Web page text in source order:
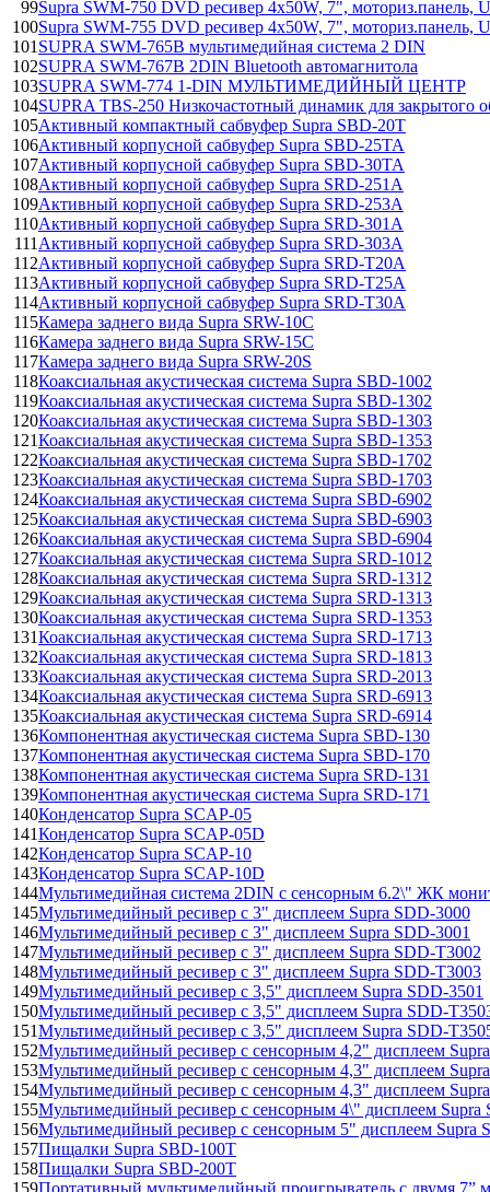
99Supra SWM-750 DVD ресивер 4х50W, 7",
100Supra SWM-755 DVD ресивер 4х50W, 7",
101 SUPRA SWM-765B мультимедийная система 2 DIN
102SUPRA SWM-767B 2DIN Bluetooth автомагнитола
103SUPRA SWM-774 1-DIN МУЛЬТИМЕДИЙНЫЙ ЦЕНТР
104SUPRA TBS-250 Низкочастотный динамик для закрытого
105Активный компактный сабвуфер Supra SBD-20T
106Активный корпусной сабвуфер Supra SBD-25TA
107Активный корпусной сабвуфер Supra SBD-30TA
108Активный корпусной сабвуфер Supra SRD-251A
109Активный корпусной сабвуфер Supra SRD-253A
110Активный корпусной сабвуфер Supra SRD-301A
111 Активный корпусной сабвуфер Supra SRD-303A
112Активный корпусной сабвуфер Supra SRD-T20A
113Активный корпусной сабвуфер Supra SRD-T25A
114Активный корпусной сабвуфер Supra SRD-T30A
115Камера заднего вида Supra SRW-10C
116Камера заднего вида Supra SRW-15C
117Камера заднего вида Supra SRW-20S
118Коаксиальная акустическая система Supra SBD-1002
119Коаксиальная акустическая система Supra SBD-1302
120Коаксиальная акустическая система Supra SBD-1303
121Коаксиальная акустическая система Supra SBD-1353
122Коаксиальная акустическая система Supra SBD-1702
123Коаксиальная акустическая система Supra SBD-1703
124Коаксиальная акустическая система Supra SBD-6902
125Коаксиальная акустическая система Supra SBD-6903
126Коаксиальная акустическая система Supra SBD-6904
127Коаксиальная акустическая система Supra SRD-1012
128Коаксиальная акустическая система Supra SRD-1312
129Коаксиальная акустическая система Supra SRD-1313
130Коаксиальная акустическая система Supra SRD-1353
131Коаксиальная акустическая система Supra SRD-1713
132Коаксиальная акустическая система Supra SRD-1813
133Коаксиальная акустическая система Supra SRD-2013
134Коаксиальная акустическая система Supra SRD-6913
135Коаксиальная акустическая система Supra SRD-6914
136Компонентная акустическая система Supra SBD-130
137Компонентная акустическая система Supra SBD-170
138Компонентная акустическая система Supra SRD-131
139Компонентная акустическая система Supra SRD-171
140Конденсатор Supra SCAP-05
141Конденсатор Supra SCAP-05D
142Конденсатор Supra SCAP-10
143Конденсатор Supra SCAP-10D
144Мультимедийная система 2DIN с сенсорным 6.2\" ЖК
145Мультимедийный ресивер с 3" дисплеем Supra SDD-3000
146Мультимедийный ресивер с 3" дисплеем Supra SDD-3001
147Мультимедийный ресивер с 3" дисплеем Supra SDD-T3002
148Мультимедийный ресивер с 3" дисплеем Supra SDD-T3003
149Мультимедийный ресивер с 3,5" дисплеем Supra SDD-3501
150Мультимедийный ресивер с 3,5" дисплеем Supra SDD-
151Мультимедийный ресивер с 3,5" дисплеем Supra SDD-
152Мультимедийный ресивер с сенсорным 4,2" дисплеем
153Мультимедийный ресивер с сенсорным 4,3" дисплеем
154Мультимедийный ресивер с сенсорным 4,3" дисплеем
155Мультимедийный ресивер с сенсорным 4\" дисплеем Supra
156Мультимедийный ресивер с сенсорным 5" дисплеем Supra
157Пищалки Supra SBD-100T
158Пищалки Supra SBD-200T